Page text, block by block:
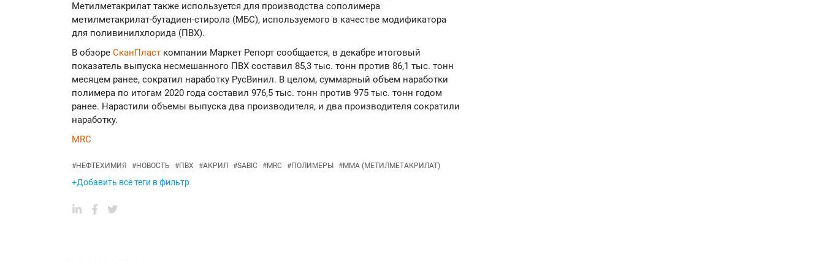
Метилметакрилат также используется для производства сополимера
метилметакрилат-бутадиен-стирола (МБС), используемого в качестве модификатора
для поливинилхлорида (ПВХ).
В обзоре СканПласт компании Маркет Репорт сообщается, в декабре итоговый
показатель выпуска несмешанного ПВХ составил 85,3 тыс. тонн против 86,1 тыс. тонн
месяцем ранее, сократил наработку РуcВинил. В целом, суммарный объем наработки
полимера по итогам 2020 года составил 976,5 тыс. тонн против 975 тыс. тонн годом
ранее. Нарастили объемы выпуска два производителя, и два производителя сократили
наработку.
MRC
#НЕФТЕХИМИЯ #НОВОСТЬ #ПВХ #АКРИЛ #SABIC #MRC #ПОЛИМЕРЫ #ММА (МЕТИЛМЕТАКРИЛАТ)
+Добавить все теги в фильтр